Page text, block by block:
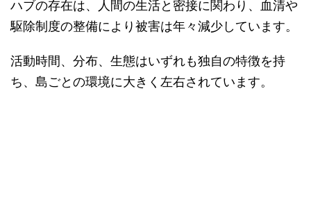
ハブの存在は、人間の生活と密接に関わり、血清や
駆除制度の整備により被害は年々減少しています。
活動時間、分布、生態はいずれも独自の特徴を持
ち、島ごとの環境に大きく左右されています。